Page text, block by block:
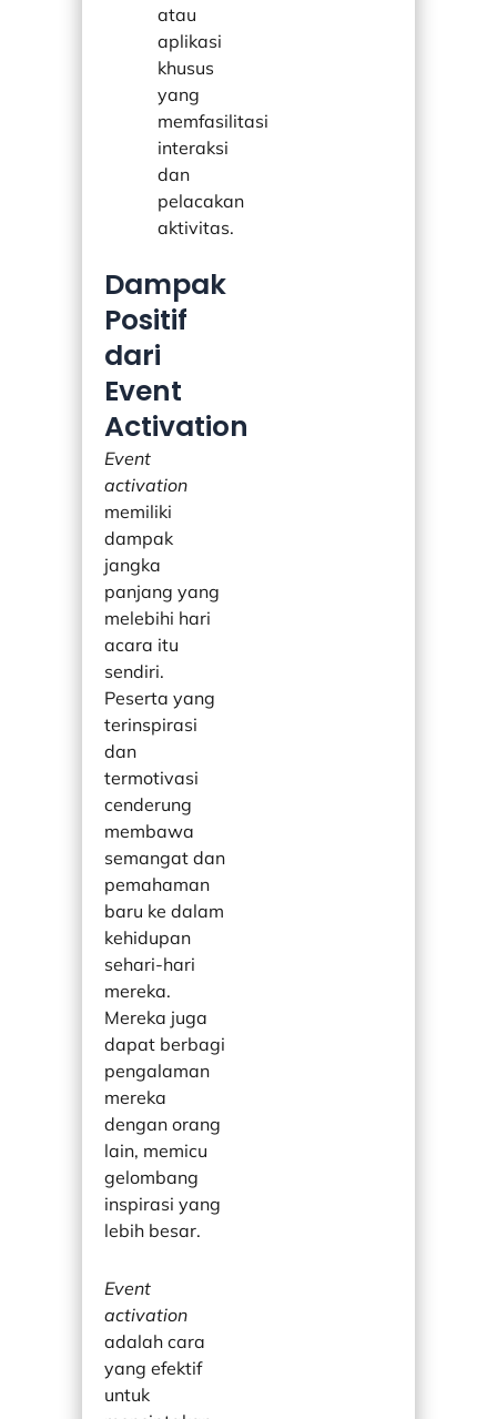
atau
aplikasi
khusus
yang
memfasilitasi
interaksi
dan
pelacakan
aktivitas.
Dampak
Positif
dari
Event
Activation
Event
activation
memiliki
dampak
jangka
panjang yang
melebihi hari
acara itu
sendiri.
Peserta yang
terinspirasi
dan
termotivasi
cenderung
membawa
semangat dan
pemahaman
baru ke dalam
kehidupan
sehari-hari
mereka.
Mereka juga
dapat berbagi
pengalaman
mereka
dengan orang
lain, memicu
gelombang
inspirasi yang
lebih besar.
Event
activation
adalah cara
yang efektif
untuk